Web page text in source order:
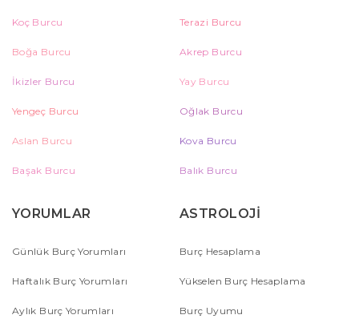
Koç Burcu Terazi Burcu
Boğa Burcu Akrep Burcu
İkizler Burcu Yay Burcu
Yengeç Burcu Oğlak Burcu
Aslan Burcu Kova Burcu
Başak Burcu Balık Burcu
YORUMLAR
Günlük Burç Yorumları
Haftalık Burç Yorumları
Aylık Burç Yorumları
ASTROLOJİ
Burç Hesaplama
Yükselen Burç Hesaplama
Burç Uyumu